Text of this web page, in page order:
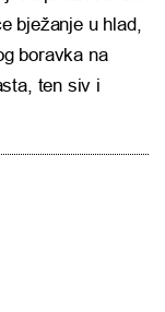
bježanje u hlad,
boravka na
ten siv i